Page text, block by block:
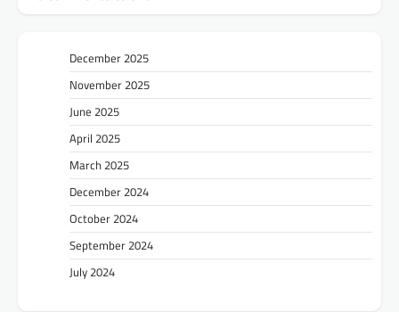
December 2025
November 2025
June 2025
April 2025
March 2025
December 2024
October 2024
September 2024
July 2024